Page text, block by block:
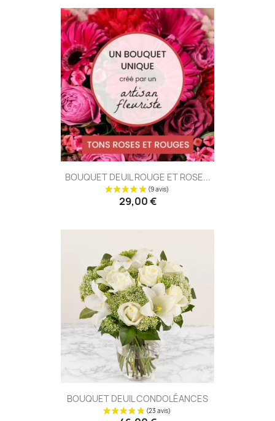
BOUQUET DEUIL ROUGE ET ROSE...
29,00 €
BOUQUET DEUIL CONDOLÉANCES